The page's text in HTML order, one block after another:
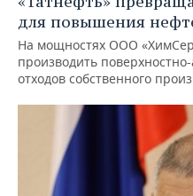
для повышения
На мощностях ООО
производить
отходов собственного